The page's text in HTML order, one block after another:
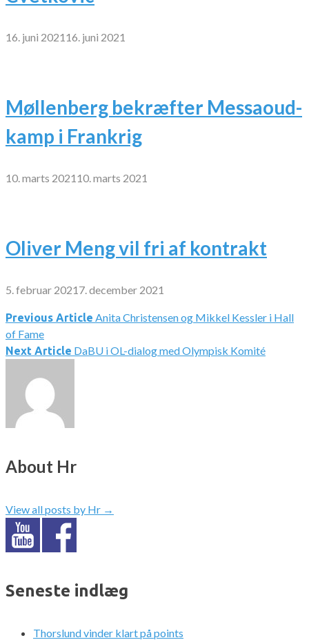
16. juni 2021 16. juni 2021
Møllenberg bekræfter Messaoud-
kamp i Frankrig
10. marts 2021 10. marts 2021
Oliver Meng vil fri af kontrakt
5. februar 2021 7. december 2021
Indlægsnavigation
Previous Article Anita Christensen og Mikkel Kessler i Hall
of Fame
Next Article DaBU i OL-dialog med Olympisk Komité
About Hr
View all posts by Hr →
Seneste indlæg
Thorslund vinder klart på points